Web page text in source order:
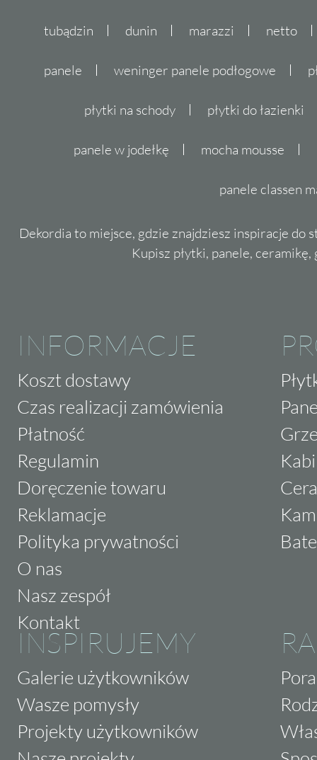
tubądzin dunin marazzi netto
panele weninger panele podłogowe
płytki na schody płytki do łazienki
panele w jodełkę mocha mousse
panele classen
Dekordia to miejsce, gdzie znajdziesz inspiracje do
Kupisz płytki, panele,
INFORMACJE
Koszt dostawy
Czas realizacji zamówienia
Płatność
Regulamin
Doręczenie towaru
Reklamacje
Polityka prywatności
O nas
Nasz zespół
Kontakt
INSPIRUJEMY
Galerie użytkowników
Wasze pomysły
Projekty użytkowników